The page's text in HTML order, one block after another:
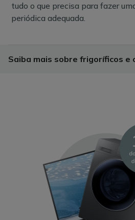
tudo o que precisa para fazer
periódica adequada.
Saiba mais sobre frigoríficos e